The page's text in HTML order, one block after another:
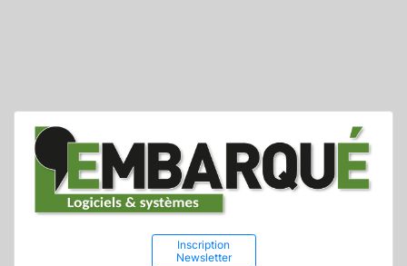
Inscription
Newsletter